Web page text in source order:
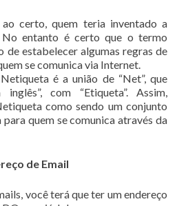
certo, quem teria inventado a
No entanto é certo que o termo
de estabelecer algumas regras de
se comunica via Internet.
é a união de “Net”, que
com “Etiqueta”. Assim,
como sendo um conjunto
quem se comunica através da
de Email
você terá que ter um endereço